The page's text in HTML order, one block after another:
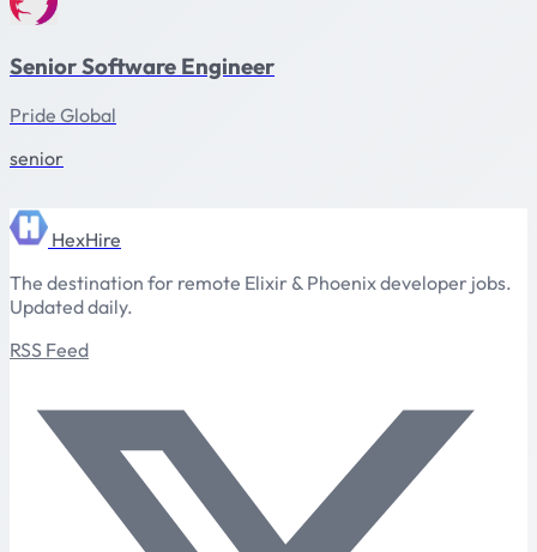
Senior Software Engineer
Pride Global
senior
HexHire
The destination for remote Elixir & Phoenix developer jobs.
Updated daily.
RSS Feed